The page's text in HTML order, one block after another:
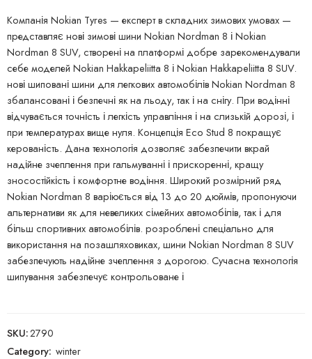
Компанія Nokian Tyres — експерт в складних зимових умовах —
представляє нові зимові шини Nokian Nordman 8 і Nokian
Nordman 8 SUV, створені на платформі добре зарекомендували
себе моделей Nokian Hakkapeliitta 8 і Nokian Hakkapeliitta 8 SUV.
нові шиповані шини для легкових автомобілів Nokian Nordman 8
збалансовані і безпечні як на льоду, так і на снігу. При водінні
відчувається точність і легкість управління і на слизькій дорозі, і
при температурах вище нуля. Концепція Eco Stud 8 покращує
керованість. Дана технологія дозволяє забезпечити вкрай
надійне зчеплення при гальмуванні і прискоренні, кращу
зносостійкість і комфортне водіння. Широкий розмірний ряд
Nokian Nordman 8 варіюється від 13 до 20 дюймів, пропонуючи
альтернативи як для невеликих сімейних автомобілів, так і для
більш спортивних автомобілів. розроблені спеціально для
використання на позашляховиках, шини Nokian Nordman 8 SUV
забезпечують надійне зчеплення з дорогою. Сучасна технологія
шипування забезпечує контрольоване і
SKU:2790
Category: winter